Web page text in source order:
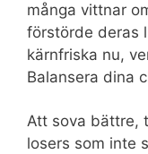
många vittnar
förstörde deras
kärnfriska nu,
Balansera dina
Att sova bättre,
losers som inte